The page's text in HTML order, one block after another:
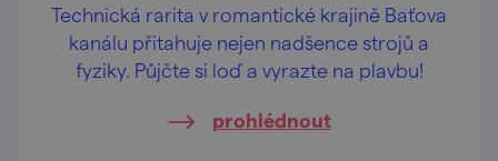
Technická rarita v romantické krajině Baťova
kanálu přitahuje nejen nadšence strojů a
fyziky. Půjčte si loď a vyrazte na plavbu!
prohlédnout